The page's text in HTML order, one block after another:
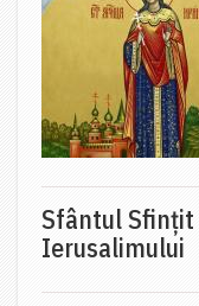
Sfântul Sfinţit
Ierusalimului